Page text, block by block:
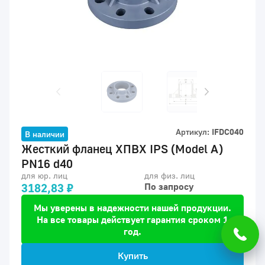
В наличии Артикул: IFDC040
Жесткий фланец ХПВХ IPS (Model A)
PN16 d40
для юр. лиц
3182,83 ₽
для физ. лиц
По запросу
Мы уверены в надежности нашей продукции.
На все товары действует гарантия сроком 1
год.
Купить